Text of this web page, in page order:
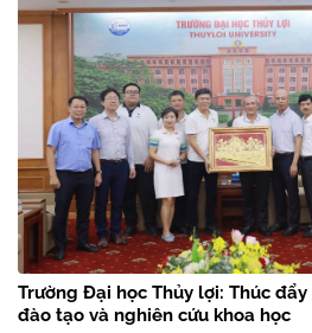
Trường Đại học Thủy lợi: Thúc
đào tạo và nghiên cứu khoa học